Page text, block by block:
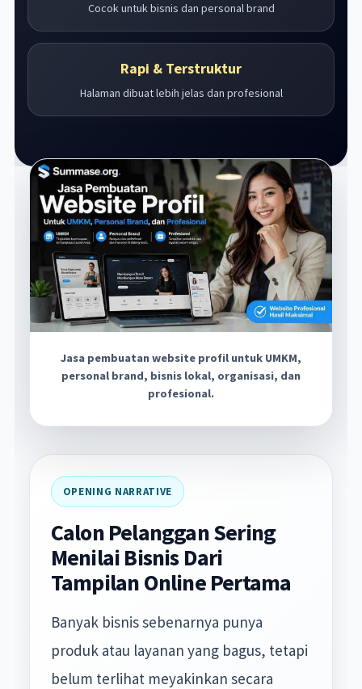
Cocok untuk bisnis dan personal brand
Rapi & Terstruktur
Halaman dibuat lebih jelas dan profesional
Jasa pembuatan website profil untuk UMKM,
personal brand, bisnis lokal, organisasi, dan
profesional.
OPENING NARRATIVE
Calon Pelanggan Sering
Menilai Bisnis Dari
Tampilan Online Pertama
Banyak bisnis sebenarnya punya
produk atau layanan yang bagus, tetapi
belum terlihat meyakinkan secara